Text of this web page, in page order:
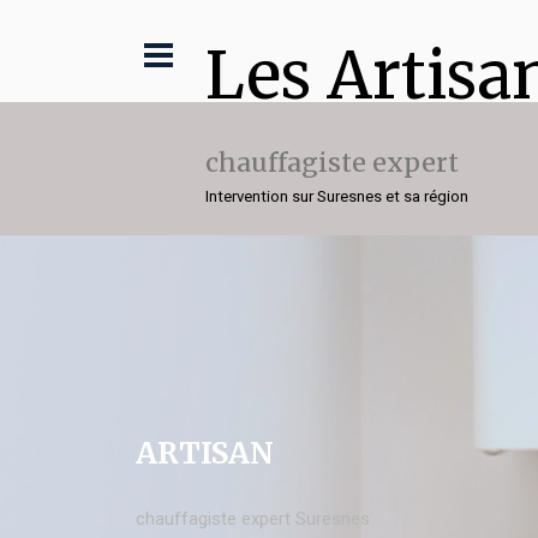
Les
chauffagiste expert
Intervention sur Suresnes et sa région
ARTISAN
chauffagiste expert Suresnes